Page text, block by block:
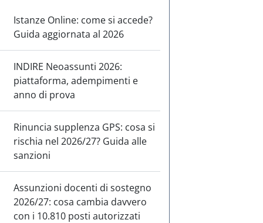
Istanze Online: come si accede?
Guida aggiornata al 2026
INDIRE Neoassunti 2026:
piattaforma, adempimenti e
anno di prova
Rinuncia supplenza GPS: cosa si
rischia nel 2026/27? Guida alle
sanzioni
Assunzioni docenti di sostegno
2026/27: cosa cambia davvero
con i 10.810 posti autorizzati